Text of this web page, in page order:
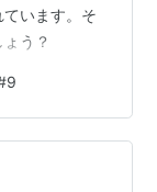
います。そ
う？
9